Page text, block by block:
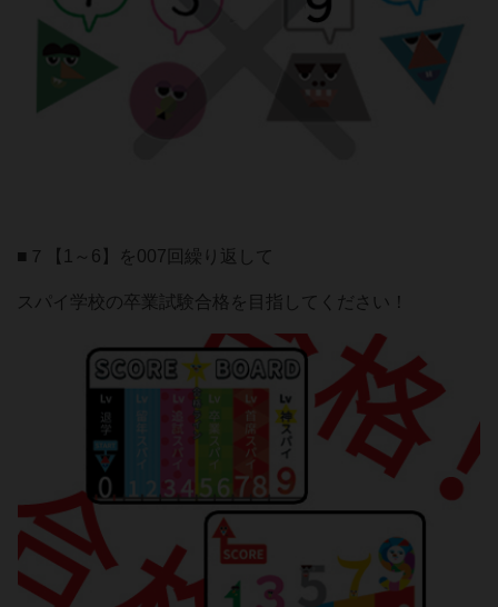
■７【1～6】を007回繰り返して
スパイ学校の卒業試験合格を目指してください！